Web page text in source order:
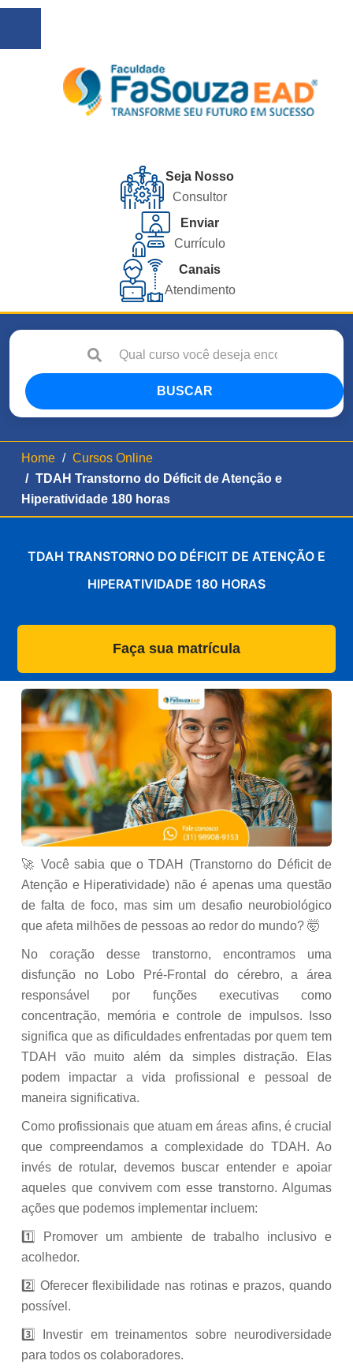
Seja Nosso
Consultor
Enviar
Currículo
Canais
Atendimento
BUSCAR
Home
Cursos Online
TDAH Transtorno do Déficit de Atenção e
Hiperatividade 180 horas
TDAH TRANSTORNO DO DÉFICIT DE ATENÇÃO E
HIPERATIVIDADE 180 HORAS
Faça sua matrícula
🚀 Você sabia que o TDAH (Transtorno do Déficit de
Atenção e Hiperatividade) não é apenas uma questão
de falta de foco, mas sim um desafio neurobiológico
que afeta milhões de pessoas ao redor do mundo? 🤯
No coração desse transtorno, encontramos uma
disfunção no Lobo Pré-Frontal do cérebro, a área
responsável por funções executivas como
concentração, memória e controle de impulsos. Isso
significa que as dificuldades enfrentadas por quem tem
TDAH vão muito além da simples distração. Elas
podem impactar a vida profissional e pessoal de
maneira significativa.
Como profissionais que atuam em áreas afins, é crucial
que compreendamos a complexidade do TDAH. Ao
invés de rotular, devemos buscar entender e apoiar
aqueles que convivem com esse transtorno. Algumas
ações que podemos implementar incluem:
1️⃣ Promover um ambiente de trabalho inclusivo e
acolhedor.
2️⃣ Oferecer flexibilidade nas rotinas e prazos, quando
possível.
3️⃣ Investir em treinamentos sobre neurodiversidade
para todos os colaboradores.